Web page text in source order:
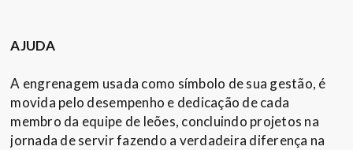
AJUDA
A engrenagem usada como símbolo de sua gestão, é
movida pelo desempenho e dedicação de cada
membro da equipe de leões, concluindo projetos na
jornada de servir fazendo a verdadeira diferença na